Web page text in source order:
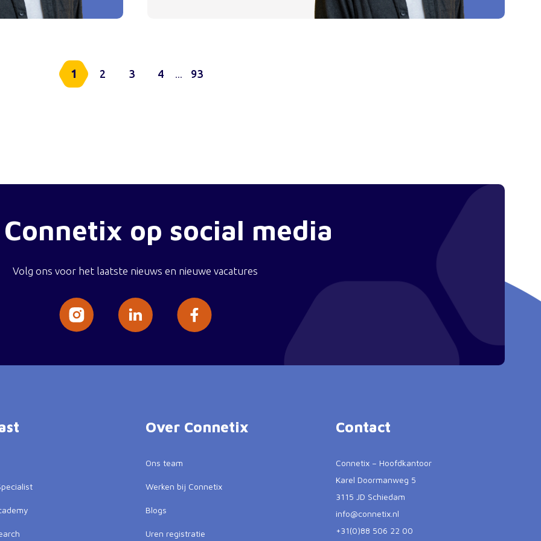
1 2 3 4 ... 93
op social media
Volg ons voor het laatste nieuws en nieuwe vacatures
Over Connetix
Ons team
Werken bij Connetix
Blogs
Uren registratie
Contact
Connetix – Hoofdkantoor
Karel Doormanweg 5
3115 JD Schiedam
info@connetix.nl
+31(0)88 506 22 00